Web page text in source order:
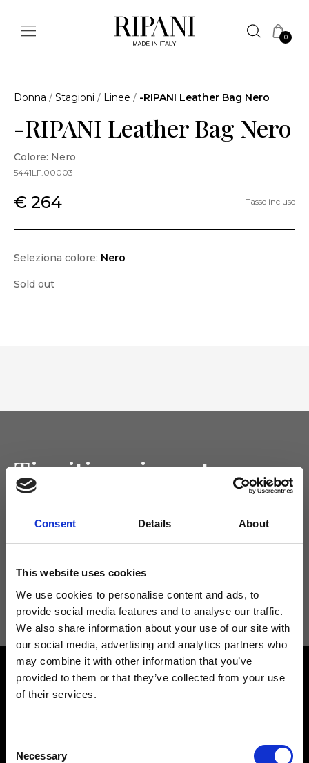
Consent Details About
This website uses cookies
We use cookies to personalise content and ads, to
provide social media features and to analyse our traffic.
We also share information about your use of our site with
our social media, advertising and analytics partners who
may combine it with other information that you’ve
provided to them or that they’ve collected from your use
of their services.
Selection
Necessary
0
Donna / Stagioni / Linee / -RIPANI Leather Bag Nero
-RIPANI Leather Bag Nero
Colore: Nero
5441LF.00003
€ 264 Tasse incluse
Seleziona colore: Nero
Sold out
Tieniti aggiornato
Non perdere le novità di Ripani, iscriviti alla newsletter!
informazioni consulta laPrivacy Policy.
Cerca un negozio